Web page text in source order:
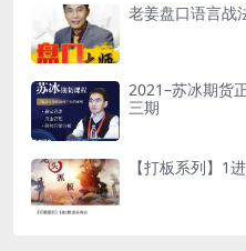
老姜盘口语言战
2021–苏冰期货
三期
【打板系列】1